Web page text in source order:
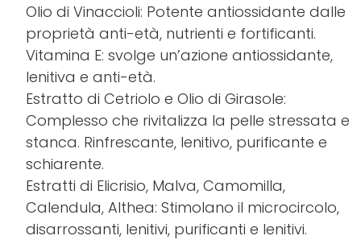
Olio di Vinaccioli: Potente antiossidante dalle
proprietà anti-età, nutrienti e fortificanti.
Vitamina E: svolge un’azione antiossidante,
lenitiva e anti-età.
Estratto di Cetriolo e Olio di Girasole:
Complesso che rivitalizza la pelle stressata e
stanca. Rinfrescante, lenitivo, purificante e
schiarente.
Estratti di Elicrisio, Malva, Camomilla,
Calendula, Althea: Stimolano il microcircolo,
disarrossanti, lenitivi, purificanti e lenitivi.